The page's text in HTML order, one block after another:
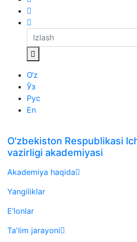
O‘z
Ўз
Рус
En
O'zbekiston Respublikasi
vazirligi akademiyasi
Akademiya haqida
Yangiliklar
E’lonlar
Taʼlim jarayoni